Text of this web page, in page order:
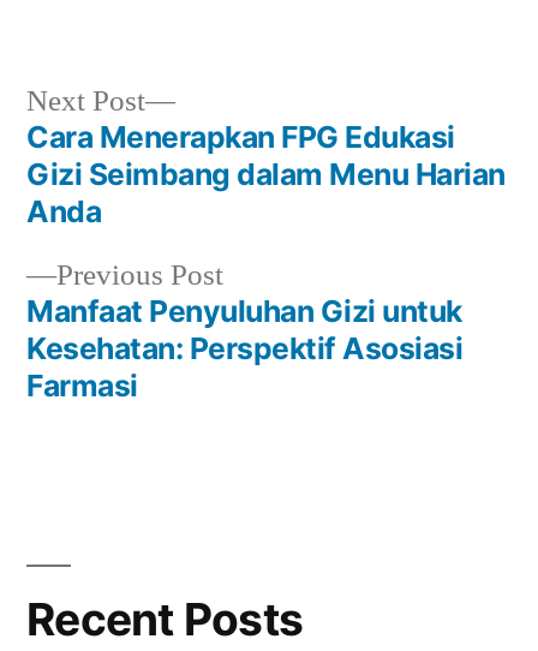
Post
navigation
Previous PostPrevious
post:
Manfaat Penyuluhan Gizi untuk
Kesehatan: Perspektif Asosiasi
Farmasi
Next Post
Next
post:
Cara Menerapkan FPG Edukasi
Gizi Seimbang dalam Menu Harian
Anda
Recent Posts